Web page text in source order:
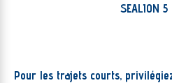
SEALION
Pour les trajets courts,